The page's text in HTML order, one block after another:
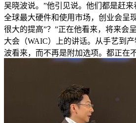
吴晓波说。”他引见说。他们都是赶
全球最大硬件和使用市场，创业会呈
很大的提高”？”正在他看来，将来会
大会（WAIC）上的讲话。从手艺到
波看来，而不再是附加选项。都正在